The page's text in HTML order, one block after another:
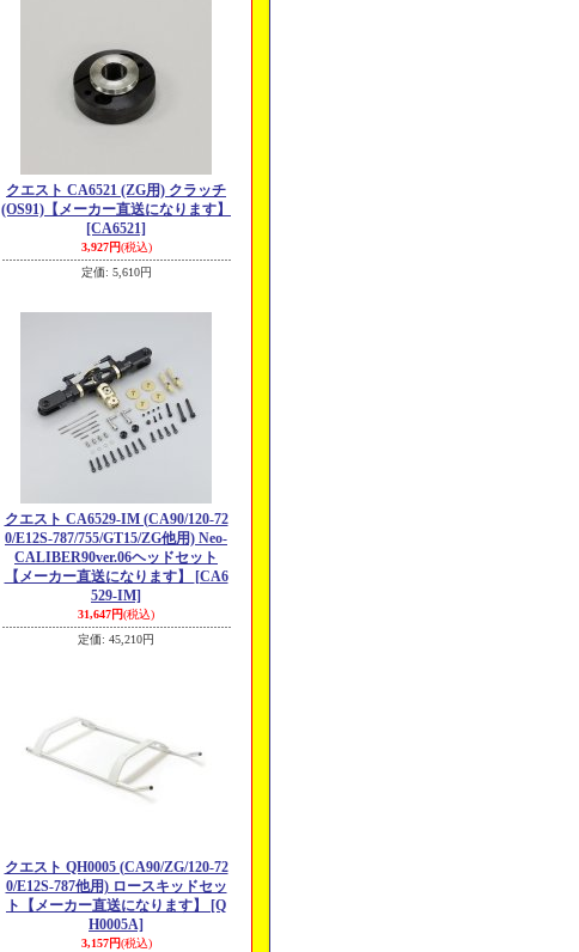
クエスト CA6521 (ZG用) クラッチ
(OS91)【メーカー直送になります】
[CA6521]
3,927円(税込)
定価: 5,610円
クエスト CA6529-IM (CA90/120-72
0/E12S-787/755/GT15/ZG他用) Neo-
CALIBER90ver.06ヘッドセット
【メーカー直送になります】
[CA6
529-IM]
31,647円(税込)
定価: 45,210円
クエスト QH0005 (CA90/ZG/120-72
0/E12S-787他用) ロースキッドセッ
ト【メーカー直送になります】
[Q
H0005A]
3,157円(税込)